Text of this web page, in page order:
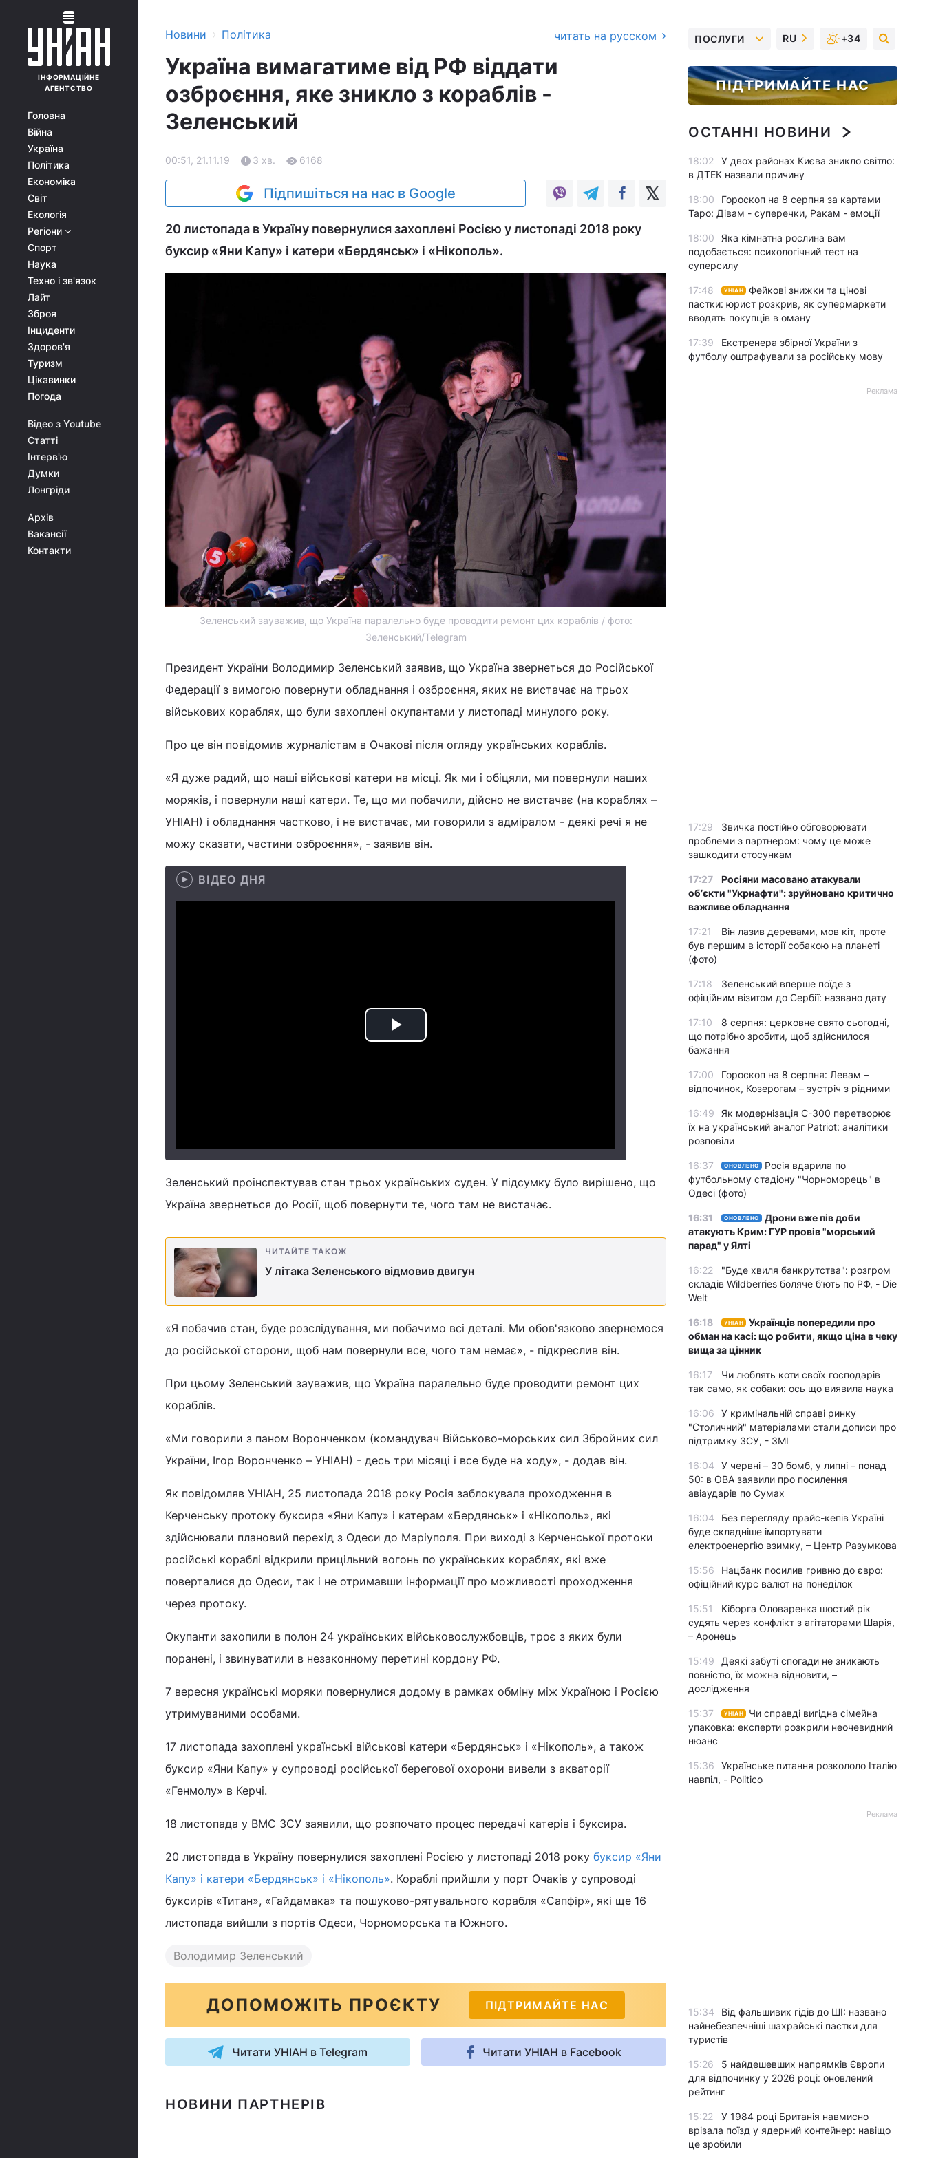
ІНФОРМАЦІЙНЕ
АГЕНТСТВО
Головна
Війна
Україна
Політика
Економіка
Світ
Екологія
Регіони
Спорт
Наука
Техно і зв'язок
Лайт
Зброя
Інциденти
Здоров'я
Туризм
Цікавинки
Погода
Відео з Youtube
Статті
Інтерв'ю
Думки
Лонгріди
Архів
Вакансії
Контакти
Новини › Політика читать на русском
Україна вимагатиме від РФ віддати
озброєння, яке зникло з кораблів -
Зеленський
00:51, 21.11.19 3 хв. 6168
Підпишіться на нас в Google
20 листопада в Україну повернулися захоплені Росією у листопаді 2018 року
буксир «Яни Капу» і катери «Бердянськ» і «Нікополь».
Зеленський зауважив, що Україна паралельно буде проводити ремонт цих кораблів / фото:
Зеленський/Telegram
Президент України Володимир Зеленський заявив, що Україна звернеться до Російської
Федерації з вимогою повернути обладнання і озброєння, яких не вистачає на трьох
військових кораблях, що були захоплені окупантами у листопаді минулого року.
Про це він повідомив журналістам в Очакові після огляду українських кораблів.
«Я дуже радий, що наші військові катери на місці. Як ми і обіцяли, ми повернули наших
моряків, і повернули наші катери. Те, що ми побачили, дійсно не вистачає (на кораблях –
УНІАН) і обладнання частково, і не вистачає, ми говорили з адміралом - деякі речі я не
можу сказати, частини озброєння», - заявив він.
ВІДЕО ДНЯ
Play
Зеленський проінспектував стан трьох українських суден. У підсумку було вирішено, що
Україна звернеться до Росії, щоб повернути те, чого там не вистачає.
ЧИТАЙТЕ ТАКОЖ
У літака Зеленського відмовив двигун
«Я побачив стан, буде розслідування, ми побачимо всі деталі. Ми обов'язково звернемося
до російської сторони, щоб нам повернули все, чого там немає», - підкреслив він.
При цьому Зеленський зауважив, що Україна паралельно буде проводити ремонт цих
кораблів.
«Ми говорили з паном Воронченком (командувач Військово-морських сил Збройних сил
України, Ігор Воронченко – УНІАН) - десь три місяці і все буде на ходу», - додав він.
Як повідомляв УНІАН, 25 листопада 2018 року Росія заблокувала проходження в
Керченську протоку буксира «Яни Капу» і катерам «Бердянськ» і «Нікополь», які
здійснювали плановий перехід з Одеси до Маріуполя. При виході з Керченської протоки
російські кораблі відкрили прицільний вогонь по українських кораблях, які вже
поверталися до Одеси, так і не отримавши інформації про можливості проходження
через протоку.
Окупанти захопили в полон 24 українських військовослужбовців, троє з яких були
поранені, і звинуватили в незаконному перетині кордону РФ.
7 вересня українські моряки повернулися додому в рамках обміну між Україною і Росією
утримуваними особами.
17 листопада захоплені українські військові катери «Бердянськ» і «Нікополь», а також
буксир «Яни Капу» у супроводі російської берегової охорони вивели з акваторії
«Генмолу» в Керчі.
18 листопада у ВМС ЗСУ заявили, що розпочато процес передачі катерів і буксира.
20 листопада в Україну повернулися захоплені Росією у листопаді 2018 року буксир «Яни
Капу» і катери «Бердянськ» і «Нікополь». Кораблі прийшли у порт Очаків у супроводі
буксирів «Титан», «Гайдамака» та пошуково-рятувального корабля «Сапфір», які ще 16
листопада вийшли з портів Одеси, Чорноморська та Южного.
Володимир Зеленський
ДОПОМОЖІТЬ ПРОЄКТУ ПІДТРИМАЙТЕ НАС
Читати УНІАН в Telegram Читати УНІАН в Facebook
НОВИНИ ПАРТНЕРІВ
ПОСЛУГИ RU +34
ПІДТРИМАЙТЕ НАС
ОСТАННІ НОВИНИ
18:02
У двох районах Києва зникло світло:
в ДТЕК назвали причину
18:00
Гороскоп на 8 серпня за картами
Таро: Дівам - суперечки, Ракам - емоції
18:00
Яка кімнатна рослина вам
подобається: психологічний тест на
суперсилу
17:48 УНІАН
Фейкові знижки та цінові
пастки: юрист розкрив, як супермаркети
вводять покупців в оману
17:39
Екстренера збірної України з
футболу оштрафували за російську мову
Реклама
17:29
Звичка постійно обговорювати
проблеми з партнером: чому це може
зашкодити стосункам
17:27
Росіяни масовано атакували
обʼєкти "Укрнафти": зруйновано критично
важливе обладнання
17:21
Він лазив деревами, мов кіт, проте
був першим в історії собакою на планеті
(фото)
17:18
Зеленський вперше поїде з
офіційним візитом до Сербії: названо дату
17:10
8 серпня: церковне свято сьогодні,
що потрібно зробити, щоб здійснилося
бажання
17:00
Гороскоп на 8 серпня: Левам –
відпочинок, Козерогам – зустріч з рідними
16:49
Як модернізація С-300 перетворює
їх на український аналог Patriot: аналітики
розповіли
16:37 ОНОВЛЕНО
Росія вдарила по
футбольному стадіону "Чорноморець" в
Одесі (фото)
16:31 ОНОВЛЕНО
Дрони вже пів доби
атакують Крим: ГУР провів "морський
парад" у Ялті
16:22
"Буде хвиля банкрутства": розгром
складів Wildberries боляче бʼють по РФ, - Die
Welt
16:18 УНІАН
Українців попередили про
обман на касі: що робити, якщо ціна в чеку
вища за цінник
16:17
Чи люблять коти своїх господарів
так само, як собаки: ось що виявила наука
16:06
У кримінальній справі ринку
"Столичний" матеріалами стали дописи про
підтримку ЗСУ, - ЗМІ
16:04
У червні – 30 бомб, у липні – понад
50: в ОВА заявили про посилення
авіаударів по Сумах
16:04
Без перегляду прайс-кепів Україні
буде складніше імпортувати
електроенергію взимку, – Центр Разумкова
15:56
Нацбанк посилив гривню до євро:
офіційний курс валют на понеділок
15:51
Кіборга Оловаренка шостий рік
судять через конфлікт з агітаторами Шарія,
– Аронець
15:49
Деякі забуті спогади не зникають
повністю, їх можна відновити, –
дослідження
15:37 УНІАН
Чи справді вигідна сімейна
упаковка: експерти розкрили неочевидний
нюанс
15:36
Українське питання розкололо Італію
навпіл, - Politico
Реклама
15:34
Від фальшивих гідів до ШІ: названо
найнебезпечніші шахрайські пастки для
туристів
15:26
5 найдешевших напрямків Європи
для відпочинку у 2026 році: оновлений
рейтинг
15:22
У 1984 році Британія навмисно
врізала поїзд у ядерний контейнер: навіщо
це зробили